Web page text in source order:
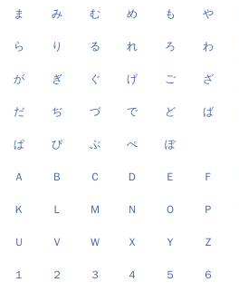
ま み む め も や
ら り る れ ろ わ
が ぎ ぐ げ ご ざ
だ ぢ づ で ど ば
ぱ ぴ ぷ ぺ ぽ
Ａ Ｂ Ｃ Ｄ Ｅ Ｆ
Ｋ Ｌ Ｍ Ｎ Ｏ Ｐ
Ｕ Ｖ Ｗ Ｘ Ｙ Ｚ
１ ２ ３ ４ ５ ６